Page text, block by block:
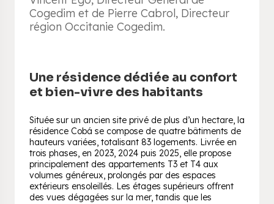
Cogedim et de Pierre Cabrol, Directeur
région Occitanie Cogedim.
Une résidence dédiée au confort
et bien-vivre des habitants
Située sur un ancien site privé de plus d’un hectare, la
résidence Cobá se compose de quatre bâtiments de
hauteurs variées, totalisant 83 logements. Livrée en
trois phases, en 2023, 2024 puis 2025, elle propose
principalement des appartements T3 et T4 aux
volumes généreux, prolongés par des espaces
extérieurs ensoleillés. Les étages supérieurs offrent
des vues dégagées sur la mer, tandis que les